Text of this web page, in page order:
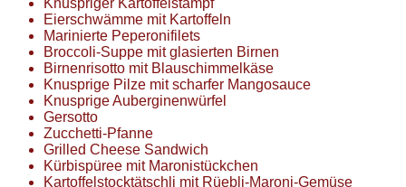
Knuspriger Kartoffelstampf
Eierschwämme mit Kartoffeln
Marinierte Peperonifilets
Broccoli-Suppe mit glasierten Birnen
Birnenrisotto mit Blauschimmelkäse
Knusprige Pilze mit scharfer Mangosauce
Knusprige Auberginenwürfel
Gersotto
Zucchetti-Pfanne
Grilled Cheese Sandwich
Kürbispüree mit Maronistückchen
Kartoffelstocktätschli mit Rüebli-Maroni-Gemüse